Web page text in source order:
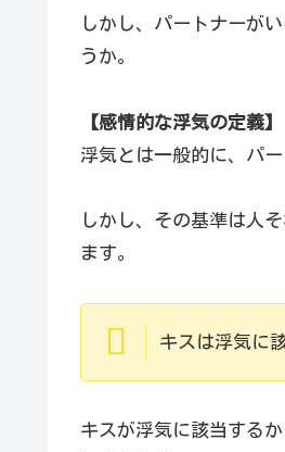
しかし、パートナーが
うか。
【感情的な浮気の定義】
浮気とは一般的に、パ
しかし、その基準は人
ます。
キスは浮気に
キスが浮気に該当する